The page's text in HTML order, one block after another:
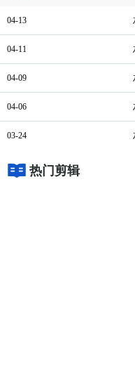
04-13
04-11
04-09
04-06
03-24
热门剪辑